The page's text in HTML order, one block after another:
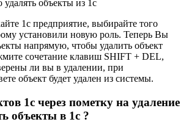
1с предприятие, выбирайте того
установили новую роль. Теперь Вы
напрямую, чтобы удалить объект
сочетание клавиш SHIFT + DEL,
ли вы в удалении, при
объект будет удален из системы.
1с через пометку на удаление
объекты в 1с ?